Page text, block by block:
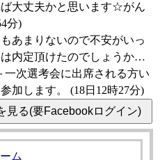
大丈夫かと思います☆がん
分)
あまりないので不安がいっ
内定頂けたのでしょうか…
次選考会に出席される方い
加します。 (18日12時27分)
ム